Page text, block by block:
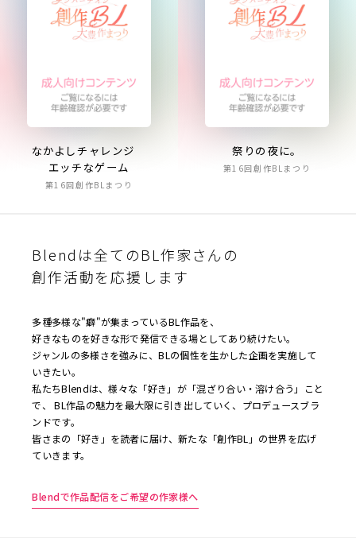
なかよしチャレンジ
エッチなゲーム
第16回創作BLまつり
祭りの夜に。
第16回創作BLまつり
Blendは全てのBL作家さんの
創作活動を応援します
多種多様な"癖"が集まっているBL作品を、
好きなものを好きな形で発信できる場としてあり続けたい。
ジャンルの多様さを強みに、BLの個性を生かした企画を実施して
いきたい。
私たちBlendは、様々な「好き」が「混ざり合い・溶け合う」こと
で、 BL作品の魅力を最大限に引き出していく、プロデュースブラ
ンドです。
皆さまの「好き」を読者に届け、新たな「創作BL」の世界を広げ
ていきます。
Blendで作品配信をご希望の作家様へ